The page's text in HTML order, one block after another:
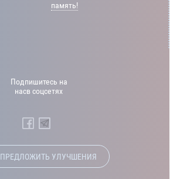
память!
Подпишитесь на
насв соцсетях
ПРЕДЛОЖИТЬ УЛУЧШЕНИЯ